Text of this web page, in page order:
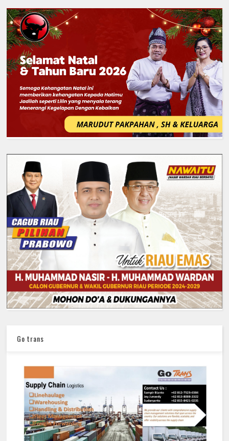
Go trans